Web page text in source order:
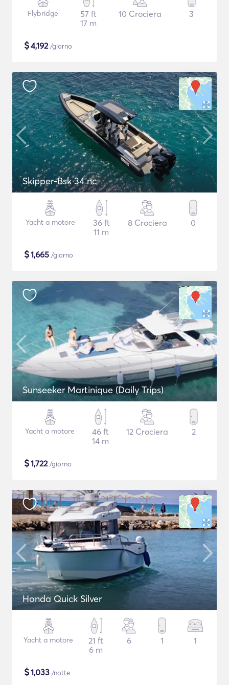
Flybridge
57 ft
17 m
10 Crociera 3
$4,192/giorno
Skipper-Bsk 34 nc
Yacht a motore
36 ft
11 m
8 Crociera 0
$1,665 /giorno
Sunseeker Martinique (Daily Trips)
Yacht a motore
46 ft
14 m
12 Crociera 2
$1,722/giorno
Honda Quick Silver
Yacht a motore
21 ft
6 m
6 1 1
$1,033 /notte